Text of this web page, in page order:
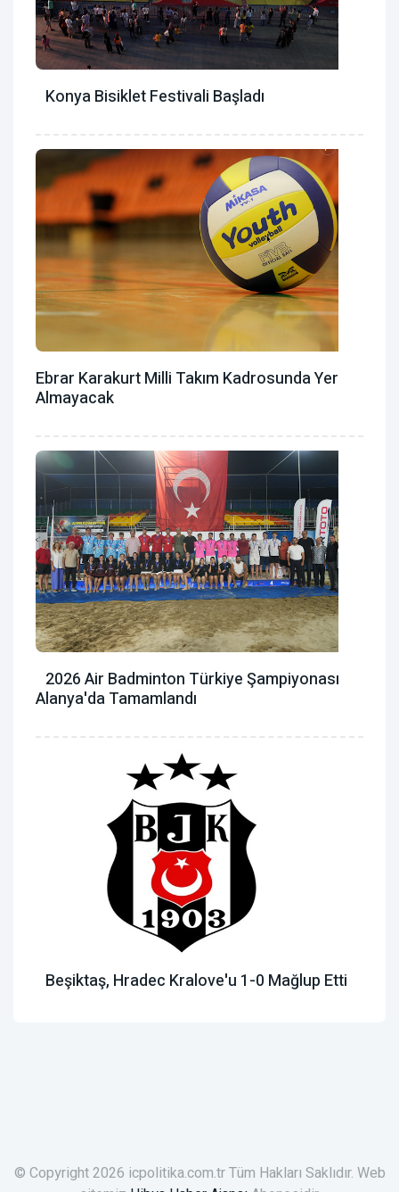
Konya Bisiklet Festivali Başladı
Ebrar Karakurt Milli Takım Kadrosunda Yer
Almayacak
2026 Air Badminton Türkiye Şampiyonası
Alanya'da Tamamlandı
Beşiktaş, Hradec Kralove'u 1-0 Mağlup Etti
© Copyright 2026 icpolitika.com.tr Tüm Hakları Saklıdır. Web